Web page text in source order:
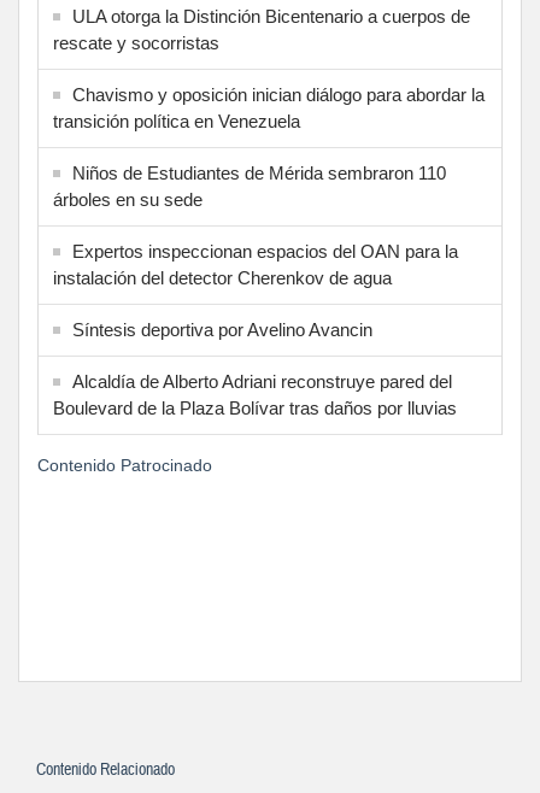
ULA otorga la Distinción Bicentenario a cuerpos de
rescate y socorristas
Chavismo y oposición inician diálogo para abordar la
transición política en Venezuela
Niños de Estudiantes de Mérida sembraron 110
árboles en su sede
Expertos inspeccionan espacios del OAN para la
instalación del detector Cherenkov de agua
Síntesis deportiva por Avelino Avancin
Alcaldía de Alberto Adriani reconstruye pared del
Boulevard de la Plaza Bolívar tras daños por lluvias
Contenido Patrocinado
Contenido Relacionado